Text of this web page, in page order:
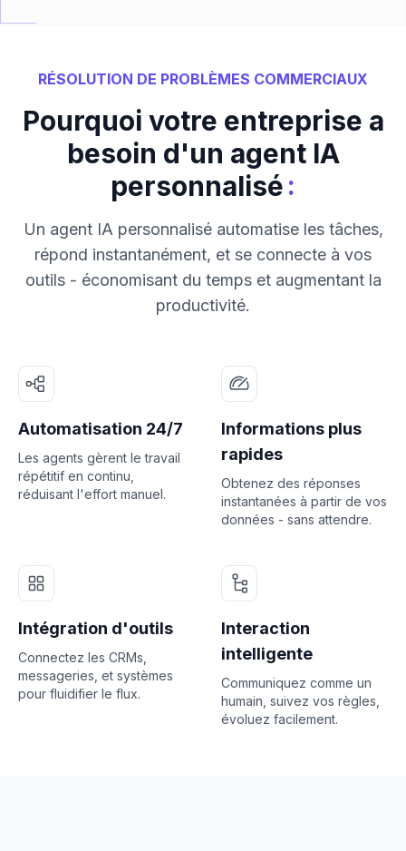
RÉSOLUTION DE PROBLÈMES COMMERCIAUX
Pourquoi votre entreprise a
besoin d'un agent IA
personnalisé:
Un agent IA personnalisé automatise les tâches,
répond instantanément, et se connecte à vos
outils - économisant du temps et augmentant la
productivité.
Automatisation 24/7
Les agents gèrent le travail
répétitif en continu,
réduisant l'effort manuel.
Informations plus
rapides
Obtenez des réponses
instantanées à partir de vos
données - sans attendre.
Intégration d'outils
Connectez les CRMs,
messageries, et systèmes
pour fluidifier le flux.
Interaction
intelligente
Communiquez comme un
humain, suivez vos règles,
évoluez facilement.